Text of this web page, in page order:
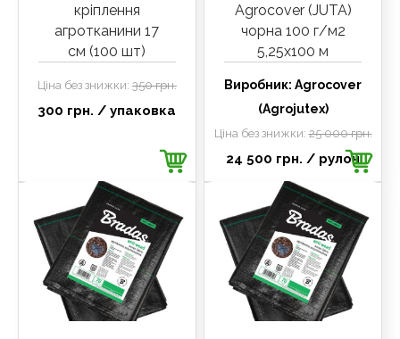
кріплення
агротканини 17
см (100 шт)
Ціна без знижки: 350 грн.
300 грн. / упаковка
Agrocover (JUTA)
чорна 100 г/м2
5,25х100 м
Виробник:Agrocover
(Agrojutex)
Ціна без знижки:25 000 грн.
24 500 грн. / рулон